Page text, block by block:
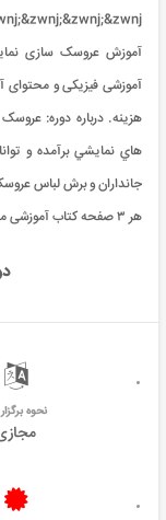
آموزشی فیزیکی و محتوای
هزینه. درباره دوره:
هاي نمايشي برآمده و
جانداران و برش لباس
هر ۳ صفحه کتاب آموزشی معادل یک ساعت آموزش می باشد.
نحوه